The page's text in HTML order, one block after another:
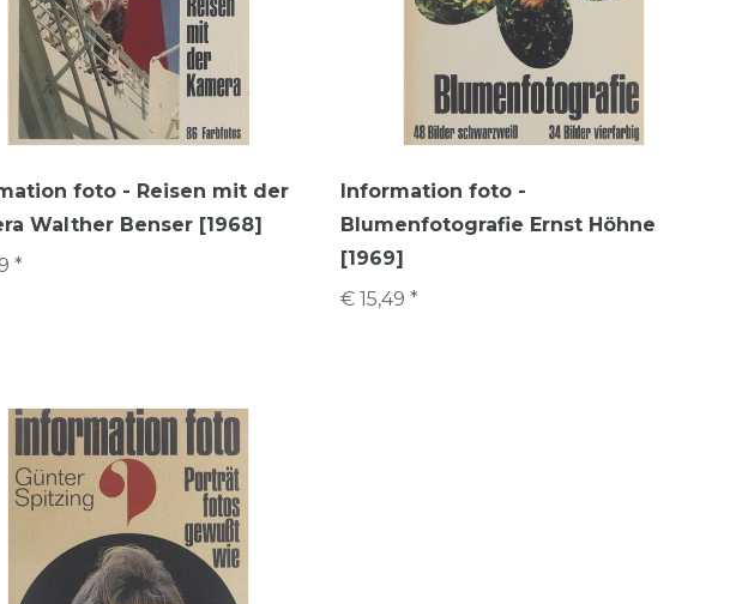
foto - Reisen mit der
Walther Benser [1968]
*
Information foto -
Blumenfotografie Ernst Höhne
[1969]
€ 15,49 *